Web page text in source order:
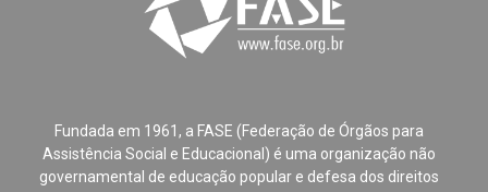
Fundada em 1961, a FASE (Federação de Órgãos para
Assistência Social e Educacional) é uma organização não
governamental de educação popular e defesa dos direitos